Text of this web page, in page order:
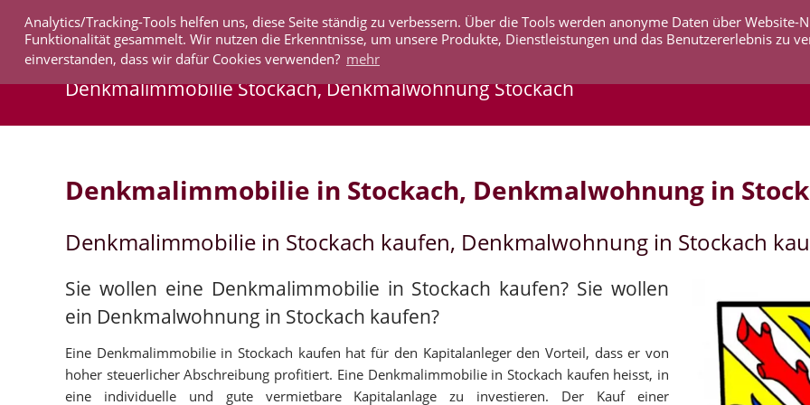
Analytics/Tracking-Tools helfen uns, diese Seite ständig zu verbessern. Über die Tools werden anonyme Daten über Website-
Funktionalität gesammelt. Wir nutzen die Erkenntnisse, um unsere Produkte, Dienstleistungen und das Benutzererlebnis zu
einverstanden, dass wir dafür Cookies verwenden? mehr
IMMOBILIEN AKTUELLES UNTERNEHMEN SERVICE
Denkmalimmobilie Stockach, Denkmalwohnung Stockach
Denkmalimmobilie in Stockach, Denkmalwohnung in
Denkmalimmobilie in Stockach kaufen, Denkmalwohnung in Stockach
Sie wollen eine Denkmalimmobilie in Stockach kaufen? Sie wollen
ein Denkmalwohnung in Stockach kaufen?
Eine Denkmalimmobilie in Stockach kaufen hat für den Kapitalanleger den Vorteil, dass er von
hoher steuerlicher Abschreibung profitiert. Eine Denkmalimmobilie in Stockach kaufen heisst, in
eine individuelle und gute vermietbare Kapitalanlage zu investieren. Der Kauf einer